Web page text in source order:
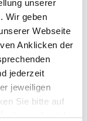
unserer
Wir geben
Webseite
Anklicken der
jederzeit
jeweiligen
Sie bitte auf
besteht
Empfehlung
Download